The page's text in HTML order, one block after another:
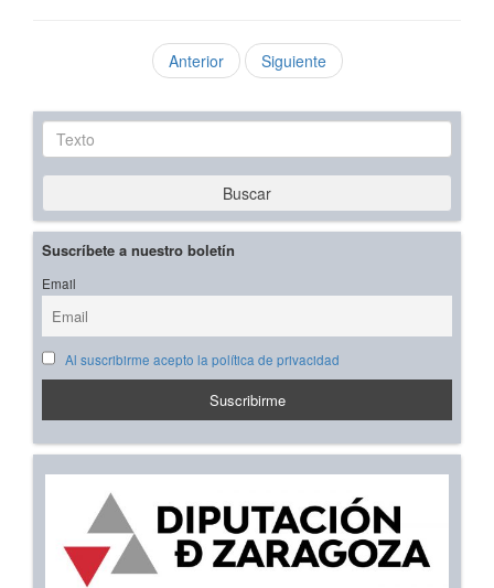
Anterior Siguiente
Texto
Buscar
Suscríbete a nuestro boletín
Email
Al suscribirme acepto la política de privacidad